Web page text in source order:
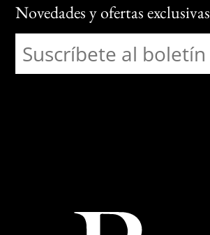
Novedades y ofertas exclusivas